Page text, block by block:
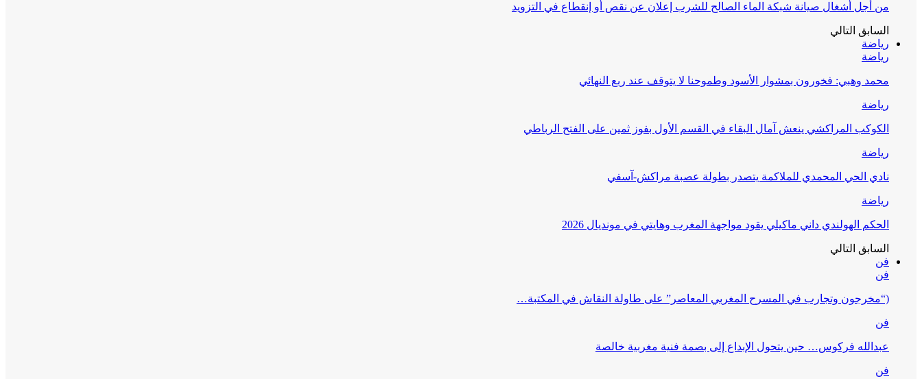
من أجل أشغال صيانة شبكة الماء الصالح للشرب إعلان عن نقص أو إنقطاع في التزويد
السابق التالي
رياضة
رياضة
محمد وهبي: فخورون بمشوار الأسود وطموحنا لا يتوقف عند ربع النهائي
رياضة
الكوكب المراكشي ينعش آمال البقاء في القسم الأول بفوز ثمين على الفتح الرباطي
رياضة
نادي الحي المحمدي للملاكمة يتصدر بطولة عصبة مراكش-آسفي
رياضة
الحكم الهولندي داني ماكيلي يقود مواجهة المغرب وهايتي في مونديال 2026
السابق التالي
فن
فن
(“مخرجون وتجارب في المسرح المغربي المعاصر” على طاولة النقاش في المكتبة…
فن
عبدالله فركوس… حين يتحول الإبداع إلى بصمة فنية مغربية خالصة
فن